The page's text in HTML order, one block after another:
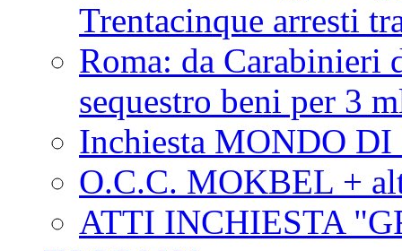
Trentacinque arresti
Roma: da Carabinieri
sequestro beni per 3
Inchiesta MONDO
O.C.C. MOKBEL +
ATTI INCHIESTA